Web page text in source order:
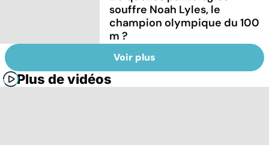
souffre Noah Lyles, le
champion olympique du 100
m ?
Voir plus
Plus de vidéos